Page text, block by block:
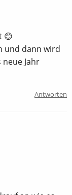
😊
und dann wird
Jahr
Antworten